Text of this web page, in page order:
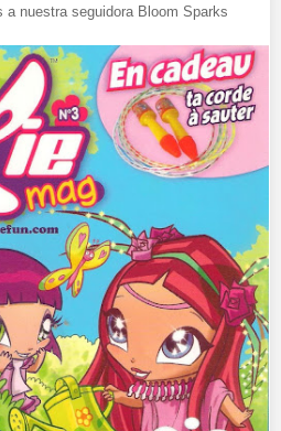
a nuestra seguidora Bloom Sparks